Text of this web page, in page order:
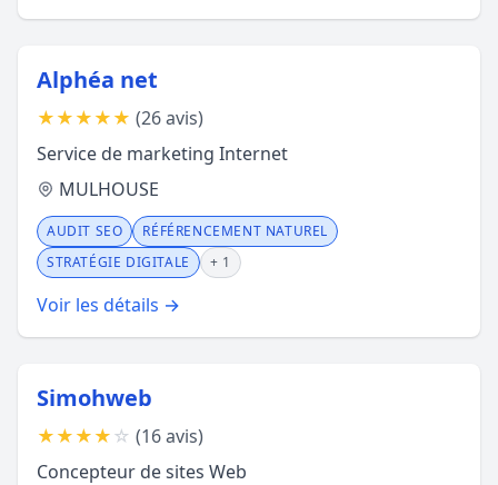
Alphéa net
★★★★★ (26 avis)
Service de marketing Internet
MULHOUSE
AUDIT SEO
RÉFÉRENCEMENT NATUREL
STRATÉGIE DIGITALE
+ 1
Voir les détails →
Simohweb
★★★★☆ (16 avis)
Concepteur de sites Web